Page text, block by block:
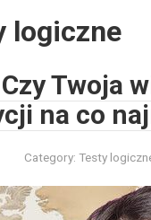
logiczne
Twoja
na co
Category: Testy